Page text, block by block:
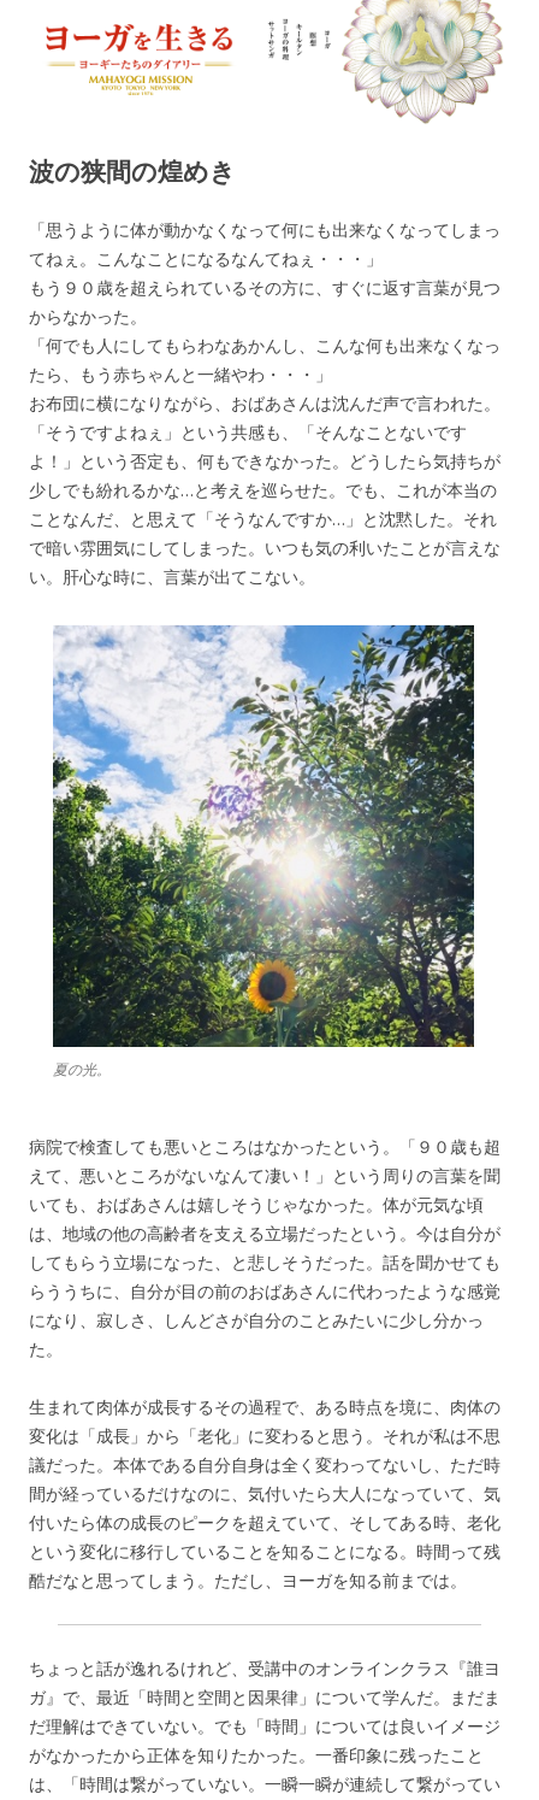
ヨーガを生きる — MAHAYOGI
MISSION ブログ
波の狭間の煌めき
「思うように体が動かなくなって何にも出来なくなってしまっ
てねぇ。こんなことになるなんてねぇ・・・」
もう９０歳を超えられているその方に、すぐに返す言葉が見つ
からなかった。
「何でも人にしてもらわなあかんし、こんな何も出来なくなっ
たら、もう赤ちゃんと一緒やわ・・・」
お布団に横になりながら、おばあさんは沈んだ声で言われた。
「そうですよねぇ」という共感も、「そんなことないです
よ！」という否定も、何もできなかった。どうしたら気持ちが
少しでも紛れるかな…と考えを巡らせた。でも、これが本当の
ことなんだ、と思えて「そうなんですか…」と沈黙した。それ
で暗い雰囲気にしてしまった。いつも気の利いたことが言えな
い。肝心な時に、言葉が出てこない。
夏の光。
病院で検査しても悪いところはなかったという。「９０歳も超
えて、悪いところがないなんて凄い！」という周りの言葉を聞
いても、おばあさんは嬉しそうじゃなかった。体が元気な頃
は、地域の他の高齢者を支える立場だったという。今は自分が
してもらう立場になった、と悲しそうだった。話を聞かせても
らううちに、自分が目の前のおばあさんに代わったような感覚
になり、寂しさ、しんどさが自分のことみたいに少し分かっ
た。
生まれて肉体が成長するその過程で、ある時点を境に、肉体の
変化は「成長」から「老化」に変わると思う。それが私は不思
議だった。本体である自分自身は全く変わってないし、ただ時
間が経っているだけなのに、気付いたら大人になっていて、気
付いたら体の成長のピークを超えていて、そしてある時、老化
という変化に移行していることを知ることになる。時間って残
酷だなと思ってしまう。ただし、ヨーガを知る前までは。
ちょっと話が逸れるけれど、受講中のオンラインクラス『誰ヨ
ガ』で、最近「時間と空間と因果律」について学んだ。まだま
だ理解はできていない。でも「時間」については良いイメージ
がなかったから正体を知りたかった。一番印象に残ったこと
は、「時間は繋がっていない。一瞬一瞬が連続して繋がってい